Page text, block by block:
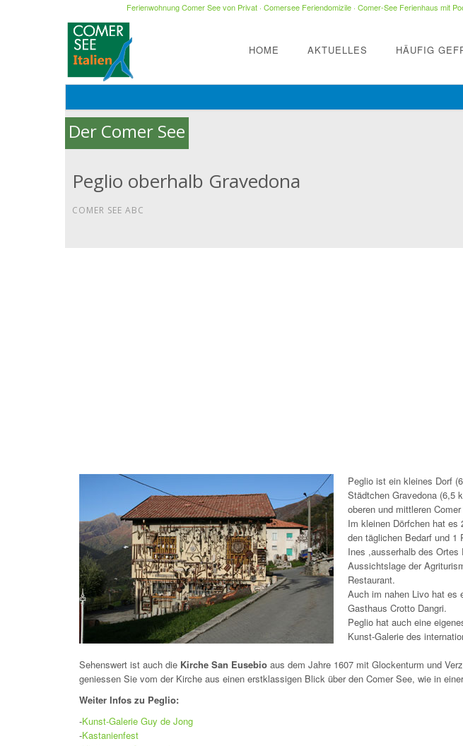
Ferienwohnung Comer See von Privat· Comersee Feriendomizile· Comer-See Ferienhaus mit
HOME AKTUELLES HÄUFIG
Der Comer See
Peglio oberhalb Gravedona
COMER SEE ABC
Peglio ist ein kleines Dorf
Städtchen Gravedona (6,5
oberen und mittleren
Im kleinen Dörfchen hat
den täglichen Bedarf und 1
Ines ,ausserhalb des Ortes
Aussichtslage der
Restaurant.
Auch im nahen Livo hat es
Gasthaus Crotto Dangri.
Peglio hat auch eine
Kunst-Galerie des
Sehenswert ist auch die Kirche San Eusebio aus dem Jahre 1607 mit Glockenturm und
geniessen Sie vom der Kirche aus einen erstklassigen Blick über den Comer See, wie in
Weiter Infos zu Peglio:
-Kunst-Galerie Guy de Jong
-Kastanienfest